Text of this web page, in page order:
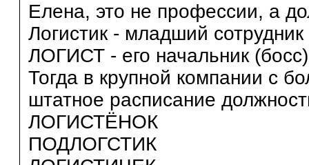
Елена, это не профессии, а
Логистик - младший
ЛОГИСТ - его начальник
Тогда в крупной компании с
штатное расписание
ЛОГИСТЁНОК
ПОДЛОГСТИК